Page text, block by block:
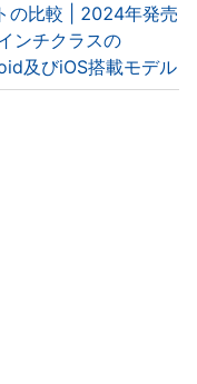
の比較 | 2024年発売
ンチクラスの
及びiOS搭載モデル